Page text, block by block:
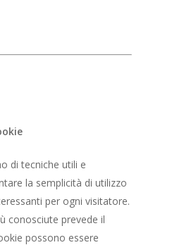
di tecniche utili e
la semplicità di utilizzo
per ogni visitatore.
conosciute prevede il
possono essere